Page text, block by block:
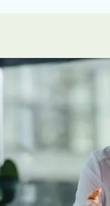
Questions
Pourquoi
Elle